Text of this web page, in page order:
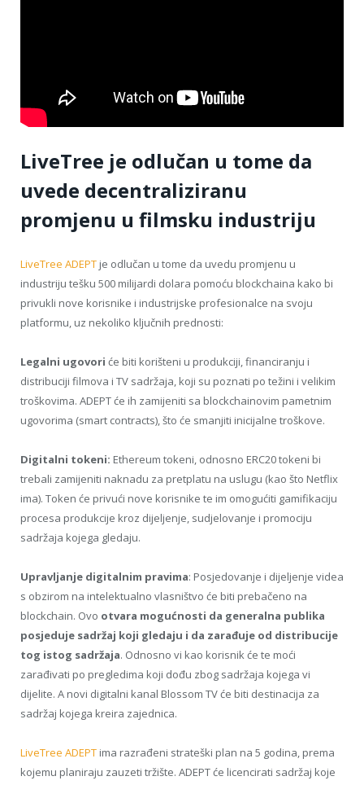
LiveTree je odlučan u tome da
uvede decentraliziranu
promjenu u filmsku industriju
LiveTree ADEPT je odlučan u tome da uvedu promjenu u
industriju tešku 500 milijardi dolara pomoću blockchaina kako bi
privukli nove korisnike i industrijske profesionalce na svoju
platformu, uz nekoliko ključnih prednosti:
Legalni ugovori će biti korišteni u produkciji, financiranju i
distribuciji filmova i TV sadržaja, koji su poznati po težini i velikim
troškovima. ADEPT će ih zamijeniti sa blockchainovim pametnim
ugovorima (smart contracts), što će smanjiti inicijalne troškove.
Digitalni tokeni: Ethereum tokeni, odnosno ERC20 tokeni bi
trebali zamijeniti naknadu za pretplatu na uslugu (kao što Netflix
ima). Token će privući nove korisnike te im omogućiti gamifikaciju
procesa produkcije kroz dijeljenje, sudjelovanje i promociju
sadržaja kojega gledaju.
Upravljanje digitalnim pravima: Posjedovanje i dijeljenje videa
s obzirom na intelektualno vlasništvo će biti prebačeno na
blockchain. Ovo otvara mogućnosti da generalna publika
posjeduje sadržaj koji gledaju i da zarađuje od distribucije
tog istog sadržaja. Odnosno vi kao korisnik će te moći
zarađivati po pregledima koji dođu zbog sadržaja kojega vi
dijelite. A novi digitalni kanal Blossom TV će biti destinacija za
sadržaj kojega kreira zajednica.
LiveTree ADEPT ima razrađeni strateški plan na 5 godina, prema
kojemu planiraju zauzeti tržište. ADEPT će licencirati sadržaj koje